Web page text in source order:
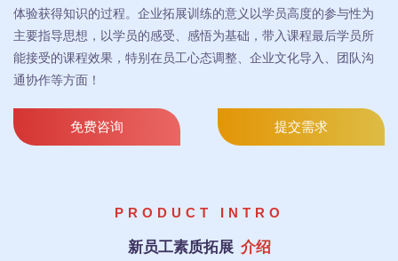
体验获得知识的过程。企业拓展训练的意义以学员高度的参与性为
主要指导思想，以学员的感受、感悟为基础，带入课程最后学员所
能接受的课程效果，特别在员工心态调整、企业文化导入、团队沟
通协作等方面！
免费咨询 提交需求
PRODUCT INTRO
新员工素质拓展 介绍